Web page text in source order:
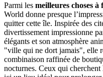
Parmi les meilleures choses
World donne presque
quitter cette île. Inspirée des
divertissement impressionne
élégants et son atmosphère
"ville qui ne dort jamais", elle
combinaison raffinée de
nocturnes. Ceux qui cherchent